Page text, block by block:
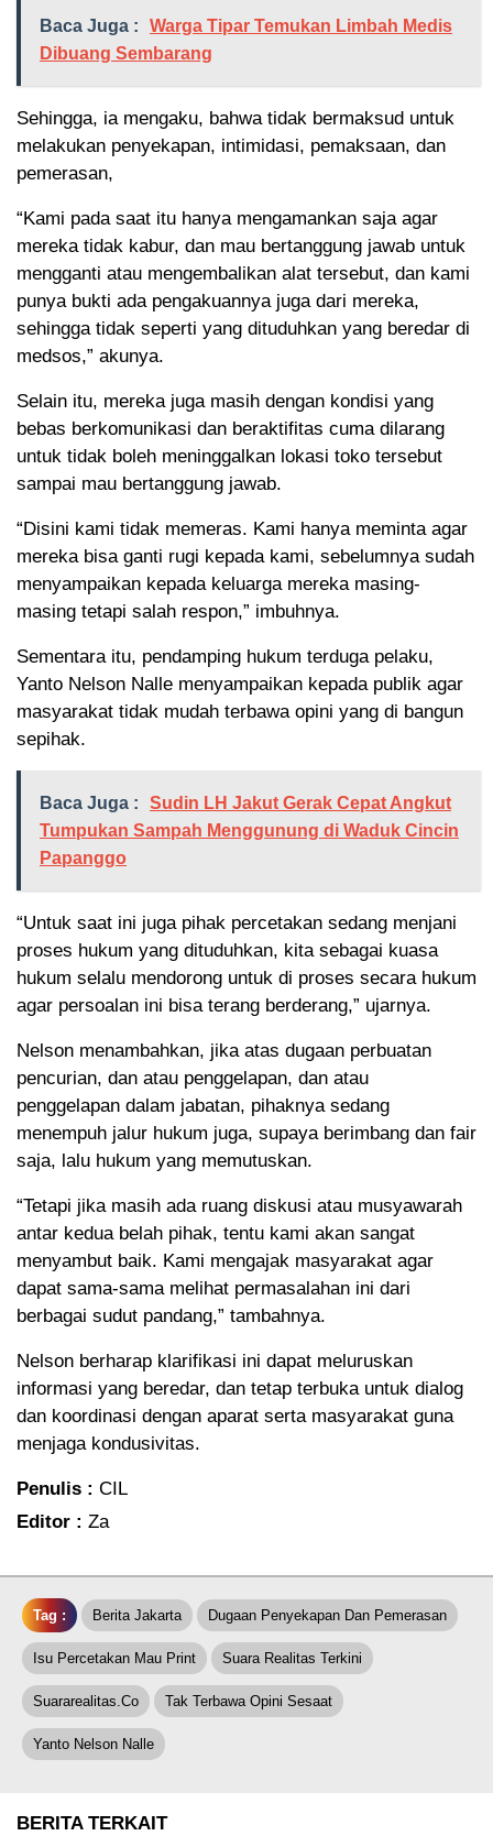
Baca Juga :
Warga Tipar Temukan Limbah Medis
Dibuang Sembarang
Sehingga, ia mengaku, bahwa tidak bermaksud untuk
melakukan penyekapan, intimidasi, pemaksaan, dan
pemerasan,
“Kami pada saat itu hanya mengamankan saja agar
mereka tidak kabur, dan mau bertanggung jawab untuk
mengganti atau mengembalikan alat tersebut, dan kami
punya bukti ada pengakuannya juga dari mereka,
sehingga tidak seperti yang dituduhkan yang beredar di
medsos,” akunya.
Selain itu, mereka juga masih dengan kondisi yang
bebas berkomunikasi dan beraktifitas cuma dilarang
untuk tidak boleh meninggalkan lokasi toko tersebut
sampai mau bertanggung jawab.
“Disini kami tidak memeras. Kami hanya meminta agar
mereka bisa ganti rugi kepada kami, sebelumnya sudah
menyampaikan kepada keluarga mereka masing-
masing tetapi salah respon,” imbuhnya.
Sementara itu, pendamping hukum terduga pelaku,
Yanto Nelson Nalle menyampaikan kepada publik agar
masyarakat tidak mudah terbawa opini yang di bangun
sepihak.
Baca Juga :
Sudin LH Jakut Gerak Cepat Angkut
Tumpukan Sampah Menggunung di Waduk Cincin
Papanggo
“Untuk saat ini juga pihak percetakan sedang menjani
proses hukum yang dituduhkan, kita sebagai kuasa
hukum selalu mendorong untuk di proses secara hukum
agar persoalan ini bisa terang berderang,” ujarnya.
Nelson menambahkan, jika atas dugaan perbuatan
pencurian, dan atau penggelapan, dan atau
penggelapan dalam jabatan, pihaknya sedang
menempuh jalur hukum juga, supaya berimbang dan fair
saja, lalu hukum yang memutuskan.
“Tetapi jika masih ada ruang diskusi atau musyawarah
antar kedua belah pihak, tentu kami akan sangat
menyambut baik. Kami mengajak masyarakat agar
dapat sama-sama melihat permasalahan ini dari
berbagai sudut pandang,” tambahnya.
Nelson berharap klarifikasi ini dapat meluruskan
informasi yang beredar, dan tetap terbuka untuk dialog
dan koordinasi dengan aparat serta masyarakat guna
menjaga kondusivitas.
Penulis : CIL
Editor : Za
Tag : Berita Jakarta Dugaan Penyekapan Dan Pemerasan
Isu Percetakan Mau Print Suara Realitas Terkini
Suararealitas.co Tak Terbawa Opini Sesaat
Yanto Nelson Nalle
BERITA TERKAIT